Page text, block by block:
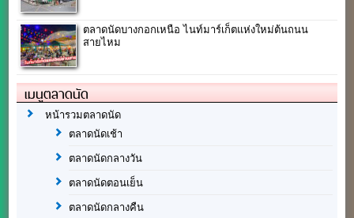
ตลาดนัดบางกอกเหนือ ไนท์มาร์เก็ตแห่งใหม่ต้นถนน
สายไหม
เมนูตลาดนัด
หน้ารวมตลาดนัด
ตลาดนัดเช้า
ตลาดนัดกลางวัน
ตลาดนัดตอนเย็น
ตลาดนัดกลางคืน